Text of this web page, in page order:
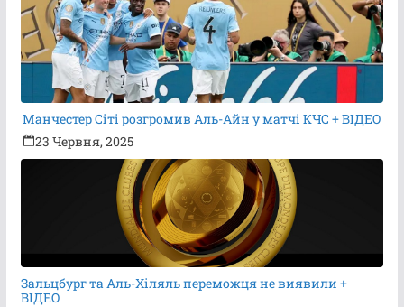
Манчестер Сіті розгромив Аль-Айн у матчі КЧС + ВІДЕО
23 Червня, 2025
Зальцбург та Аль-Хіляль переможця не виявили +
ВІДЕО